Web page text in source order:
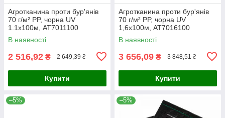
Агротканина проти бур'янів
70 г/м² PP, чорна UV
1.1х100м, AT7011100
В наявності
2 516,92 ₴ 2 649,39 ₴
Купити
Агротканина проти бур'янів
70 г/м² PP, чорна UV
1,6х100м, AT7016100
В наявності
3 656,09 ₴ 3 848,51 ₴
Купити
–5% –5%